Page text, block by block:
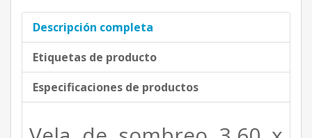
Descripción completa
Etiquetas de producto
Especificaciones de productos